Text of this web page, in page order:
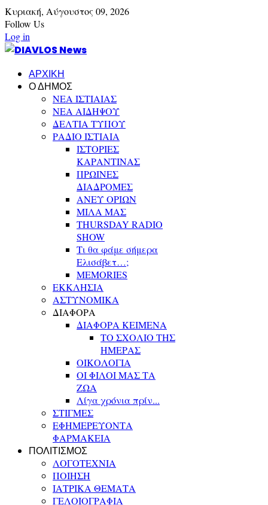
Κυριακή, Αύγουστος 09, 2026
Follow Us
Log in
ΑΡΧΙΚΗ
Ο ΔΗΜΟΣ
ΝΕΑ ΙΣΤΙΑΙΑΣ
ΝΕΑ ΑΙΔΗΨΟΥ
ΔΕΛΤΙΑ ΤΥΠΟΥ
ΡΑΔΙΟ ΙΣΤΙΑΙΑ
ΙΣΤΟΡΙΕΣ
ΚΑΡΑΝΤΙΝΑΣ
ΠΡΩΙΝΕΣ
ΔΙΑΔΡΟΜΕΣ
ΑΝΕΥ ΟΡΙΩΝ
ΜΙΛΑ ΜΑΣ
THURSDAY RADIO
SHOW
Τι θα φάμε σήμερα
Ελισάβετ…;
MEMORIES
ΕΚΚΛΗΣΙΑ
ΑΣΤΥΝΟΜΙΚΑ
ΔΙΑΦΟΡΑ
ΔΙΑΦΟΡΑ ΚΕΙΜΕΝΑ
ΤΟ ΣΧΟΛΙΟ ΤΗΣ
ΗΜΕΡΑΣ
ΟΙΚΟΛΟΓΙΑ
ΟΙ ΦΙΛΟΙ ΜΑΣ ΤΑ
ΖΩΑ
Λίγα χρόνια πρίν...
ΣΤΙΓΜΕΣ
ΕΦΗΜΕΡΕΥΟΝΤΑ
ΦΑΡΜΑΚΕΙΑ
ΠΟΛΙΤΙΣΜΟΣ
ΛΟΓΟΤΕΧΝΙΑ
ΠΟΙΗΣΗ
ΙΑΤΡΙΚΑ ΘΕΜΑΤΑ
ΓΕΛΟΙΟΓΡΑΦΙΑ